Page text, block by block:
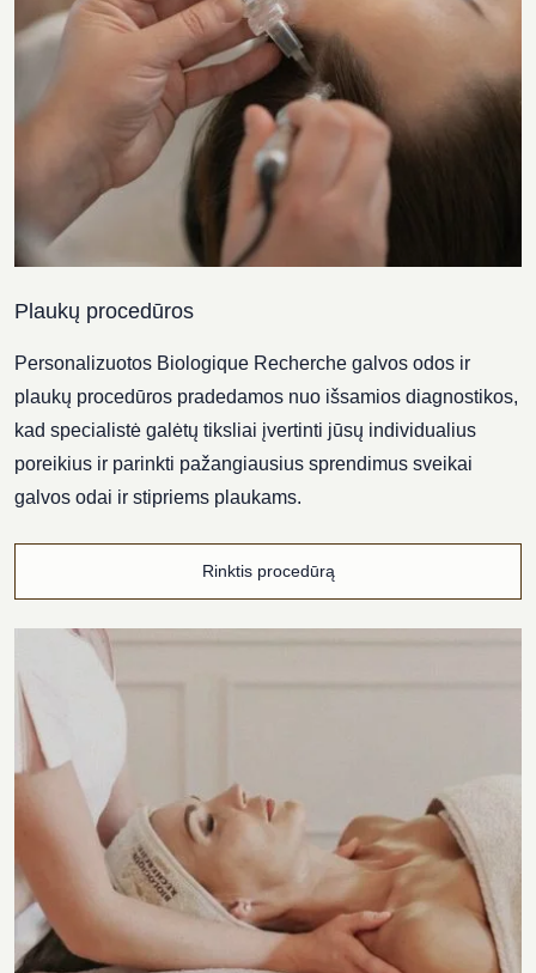
Plaukų procedūros
Personalizuotos Biologique Recherche galvos odos ir
plaukų procedūros pradedamos nuo išsamios diagnostikos,
kad specialistė galėtų tiksliai įvertinti jūsų individualius
poreikius ir parinkti pažangiausius sprendimus sveikai
galvos odai ir stipriems plaukams.
Rinktis procedūrą